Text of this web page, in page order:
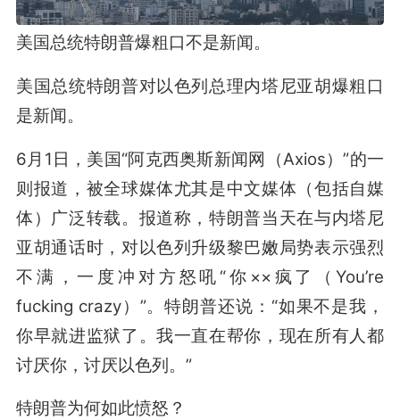
美国总统特朗普爆粗口不是新闻。
美国总统特朗普对以色列总理内塔尼亚胡爆粗口
是新闻。
6月1日，美国“阿克西奥斯新闻网（Axios）”的一
则报道，被全球媒体尤其是中文媒体（包括自媒
体）广泛转载。报道称，特朗普当天在与内塔尼
亚胡通话时，对以色列升级黎巴嫩局势表示强烈
不满，一度冲对方怒吼“你××疯了（You’re
fucking crazy）”。特朗普还说：“如果不是我，
你早就进监狱了。我一直在帮你，现在所有人都
讨厌你，讨厌以色列。”
特朗普为何如此愤怒？